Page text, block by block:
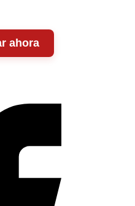
ahora